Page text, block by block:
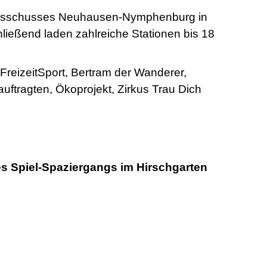
Neuhausen-Nymphenburg in
laden zahlreiche Stationen bis 18
Bertram der Wanderer,
Ökoprojekt, Zirkus Trau Dich
Spiel-Spaziergangs im Hirschgarten